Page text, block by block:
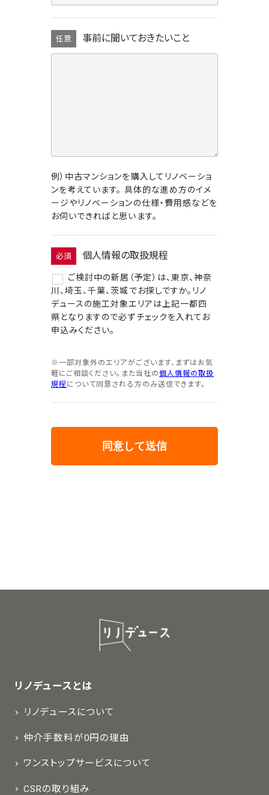
任意 事前に聞いておきたいこと
例）中古マンションを購入してリノベーショ
ンを考えています。 具体的な進め方のイメ
ージやリノベーションの仕様・費用感などを
お伺いできればと思います。
必須 個人情報の取扱規程
ご検討中の新居（予定）は、東京、神奈
川、埼玉、千葉、茨城でお探しですか。リノ
デュースの施工対象エリアは上記一都四
県となりますので必ずチェックを入れてお
申込みください。
※一部対象外のエリアがございます、まずはお気
軽にご相談ください。また当社の個人情報の取扱
規程 について同意される方のみ送信できます。
リノデュースとは
リノデュースについて
仲介手数料が0円の理由
ワンストップサービスについて
CSRの取り組み